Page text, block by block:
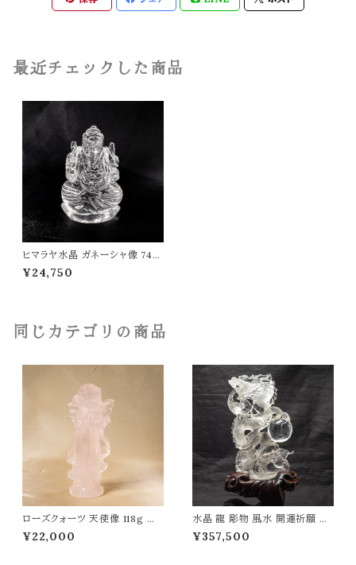
最近チェックした商品
ヒマラヤ水晶 ガネーシャ像 74g
インド 神様 財運 金運 高品質 パ
ワーストーン 天然石 t0504
¥24,750
同じカテゴリの商品
ローズクォーツ 天使像 118g パ
ワーストーン 天然石 t0559
¥22,000
水晶 龍 彫物 風水 開運祈願 金
運祈願 開運 金運 財産運 出世
運 幸福 成功 高品質 パワースト
¥357,500